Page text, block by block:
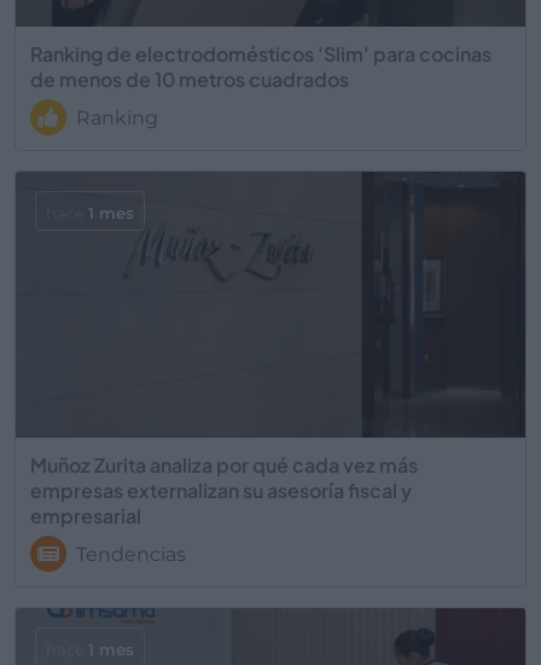
Ranking de electrodomésticos 'Slim' para cocinas
de menos de 10 metros cuadrados
Ranking
Muñoz Zurita analiza por qué cada vez más
empresas externalizan su asesoría fiscal y
empresarial
Tendencias
1 mes
1 mes